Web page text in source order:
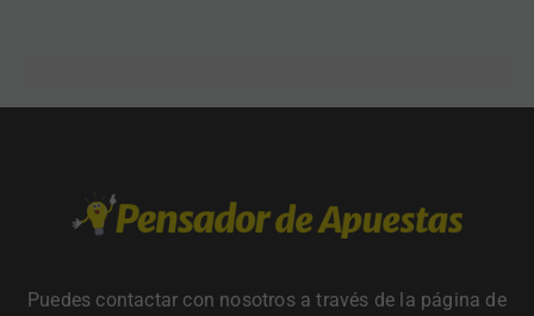
Puedes contactar con nosotros a través de la página de